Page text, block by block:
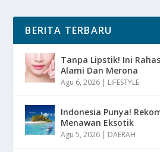
BERITA TERBARU
Tanpa Lipstik! Ini
Alami Dan Merona
Agu 6, 2026 | LIFESTYLE
Indonesia Punya!
Menawan Eksotik
Agu 5, 2026 | DAERAH